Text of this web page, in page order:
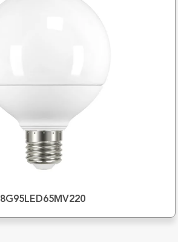
8G95LED65MV220